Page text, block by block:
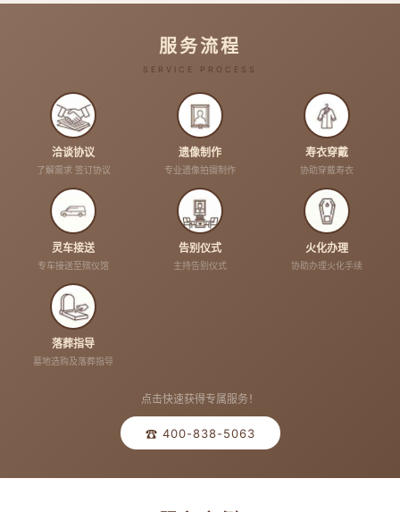
服务流程
SERVICE PROCESS
洽谈协议
了解需求 签订协议
遗像制作
专业遗像拍摄制作
寿衣穿戴
协助穿戴寿衣
灵车接送
专车接送至殡仪馆
告别仪式
主持告别仪式
火化办理
协助办理火化手续
落葬指导
墓地选购及落葬指导
点击快速获得专属服务！
☎ 400-838-5063